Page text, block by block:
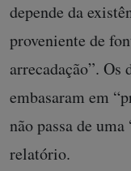
depende da
proveniente de
arrecadação”. Os
embasaram em
não passa de
relatório.